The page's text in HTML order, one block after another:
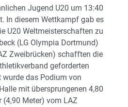
Jugend U20 um 13:40
In diesem Wettkampf gab es
U20 Weltmeisterschaften zu
(LG Olympia Dortmund)
Zweibrücken) schafften die
geforderten
wurde das Podium von
mit übersprungenen 4,80
(4,90 Meter) vom LAZ